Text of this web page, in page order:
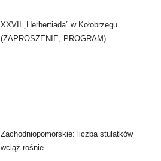
XXVII „Herbertiada” w Kołobrzegu
(ZAPROSZENIE, PROGRAM)
Zachodniopomorskie: liczba stulatków
wciąż rośnie